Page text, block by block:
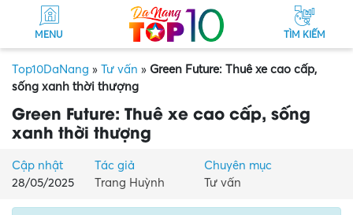
MENU TÌM KIẾM
Top10DaNang » Tư vấn » Green Future: Thuê xe cao cấp,
sống xanh thời thượng
Green Future: Thuê xe cao cấp, sống
xanh thời thượng
Cập nhật
28/05/2025
Tác giả
Trang Huỳnh
Chuyên mục
Tư vấn